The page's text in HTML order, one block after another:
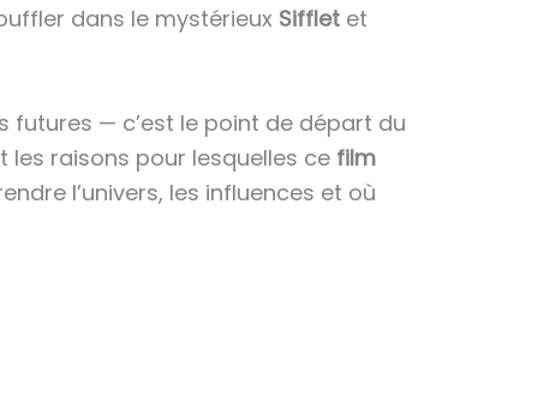
dans le mystérieux Sifflet et
— c’est le point de départ du
les raisons pour lesquelles ce film
l’univers, les influences et où